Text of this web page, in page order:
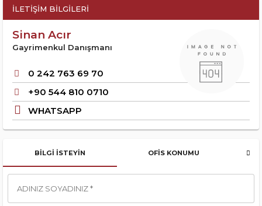
İLETIŞIM BILGILERI
Sinan Acır
Gayrimenkul Danışmanı
0 242 763 69 70
+90 544 810 0710
WHATSAPP
BILGI İSTEYIN OFIS KONUMU
ADINIZ SOYADINIZ *